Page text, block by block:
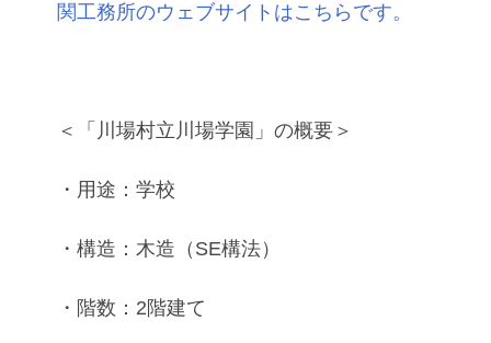
関工務所のウェブサイトはこちらです。
＜「川場村立川場学園」の概要＞
・用途：学校
・構造：木造（SE構法）
・階数：2階建て